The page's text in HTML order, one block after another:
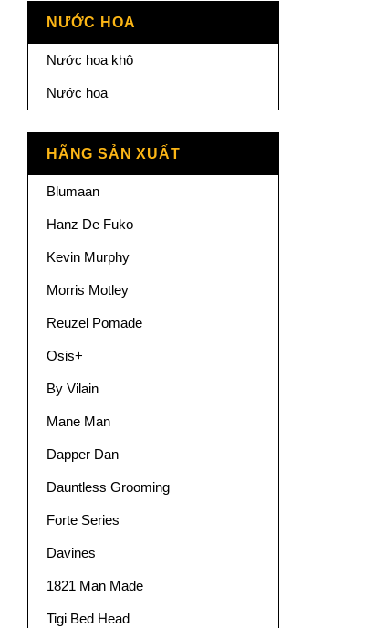
NƯỚC HOA
Nước hoa khô
Nước hoa
HÃNG SẢN XUẤT
Blumaan
Hanz De Fuko
Kevin Murphy
Morris Motley
Reuzel Pomade
Osis+
By Vilain
Mane Man
Dapper Dan
Dauntless Grooming
Forte Series
Davines
1821 Man Made
Tigi Bed Head